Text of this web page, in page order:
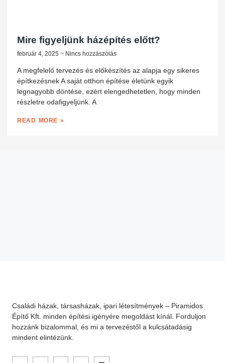
Mire figyeljünk házépítés előtt?
február 4, 2025 Nincs hozzászólás
A megfelelő tervezés és előkészítés az alapja egy sikeres
építkezésnek A saját otthon építése életünk egyik
legnagyobb döntése, ezért elengedhetetlen, hogy minden
részletre odafigyeljünk. A
READ MORE »
Családi házak, társasházak, ipari létesítmények – Piramidos
Építő Kft. minden építési igényére megoldást kínál. Forduljon
hozzánk bizalommal, és mi a tervezéstől a kulcsátadásig
mindent elintézünk.